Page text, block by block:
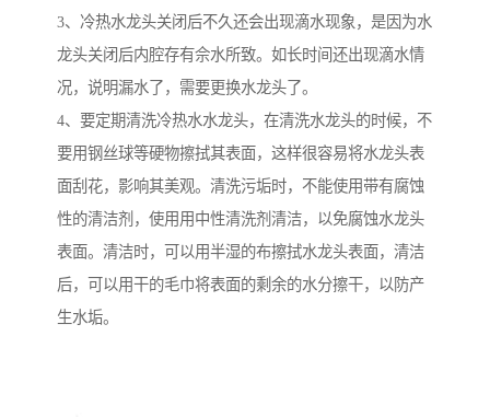
3、冷热水龙头关闭后不久还会出现滴水现象，是因为水
龙头关闭后内腔存有佘水所致。如长时间还出现滴水情
况，说明漏水了，需要更换水龙头了。
4、要定期清洗冷热水水龙头，在清洗水龙头的时候，不
要用钢丝球等硬物擦拭其表面，这样很容易将水龙头表
面刮花，影响其美观。清洗污垢时，不能使用带有腐蚀
性的清洁剂，使用用中性清洗剂清洁，以免腐蚀水龙头
表面。清洁时，可以用半湿的布擦拭水龙头表面，清洁
后，可以用干的毛巾将表面的剩余的水分擦干，以防产
生水垢。